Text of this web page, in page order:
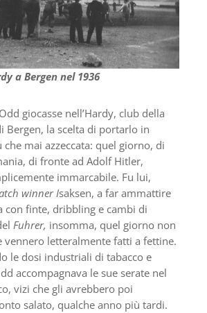
a Bergen nel 1936
giocasse nell’Hardy, club della
Bergen, la scelta di portarlo in
mai azzeccata: quel giorno, di
di fronte ad Adolf Hitler,
immarcabile. Fu lui,
winner Isaksen, a far ammattire
con finte, dribbling e cambi di
Fuhrer, insomma, quel giorno non
vennero letteralmente fatti a fettine.
le dosi industriali di tabacco e
accompagnava le sue serate nel
vizi che gli avrebbero poi
salato, qualche anno più tardi.